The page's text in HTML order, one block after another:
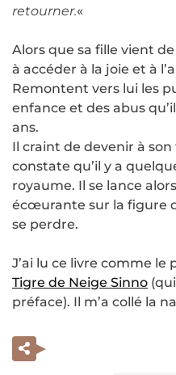
retourner.«
Alors que sa fille vient
à accéder à la joie et à
Remontent vers lui les
enfance et des abus
ans.
Il craint de devenir à
constate qu’il y a
royaume. Il se lance
écœurante sur la figure
se perdre.
J’ai lu ce livre comme
Tigre de Neige Sinno
préface). Il m’a collé la